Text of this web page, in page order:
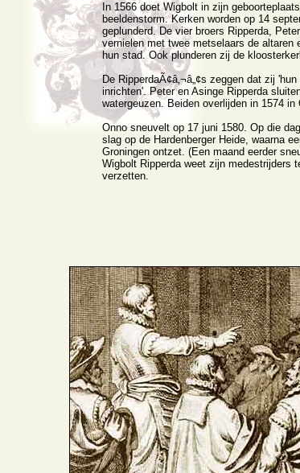
In 1566 doet Wigbolt in zijn
beeldenstorm. Kerken worden op 14
geplunderd. De vier broers Ripperda,
vernielen met twee metselaars de altaren
hun stad. Ook plunderen zij de
De RipperdaÃ¢â‚¬â„¢s zeggen dat zij
inrichten'. Peter en Asinge Ripperda
watergeuzen. Beiden overlijden in 1574
Onno sneuvelt op 17 juni 1580. Op die
slag op de Hardenberger Heide, waarna
Groningen ontzet. (Een maand eerder
Wigbolt Ripperda weet zijn medestrijders
verzetten.